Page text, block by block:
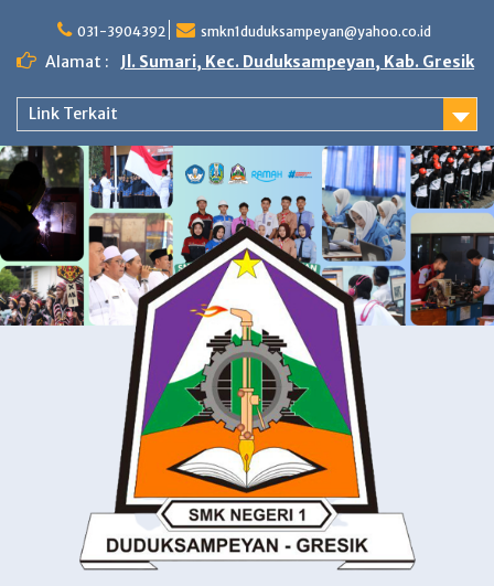
content
031-3904392 smkn1duduksampeyan@yahoo.co.id
Alamat : Jl. Sumari, Kec. Duduksampeyan, Kab. Gresik
Link Terkait